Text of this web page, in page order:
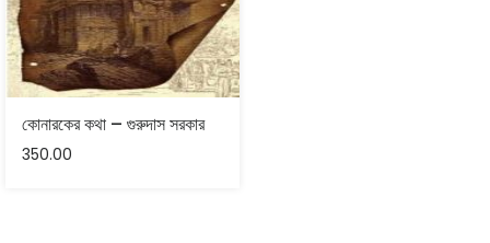
কোনারকের কথা – গুরুদাস সরকার
350.00